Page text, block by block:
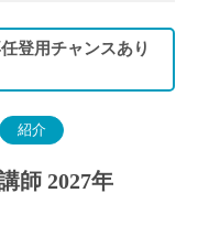
登用チャンスあり
紹介
師 2027年